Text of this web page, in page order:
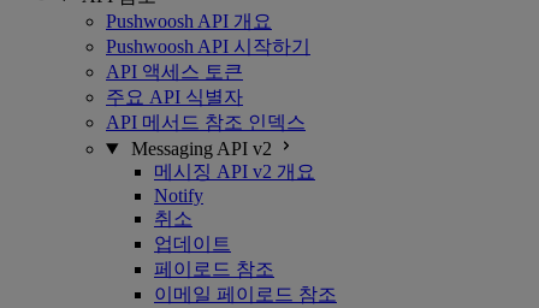
Pushwoosh API 개요
Pushwoosh API 시작하기
API 액세스 토큰
주요 API 식별자
API 메서드 참조 인덱스
Messaging API v2
메시징 API v2 개요
Notify
취소
업데이트
페이로드 참조
이메일 페이로드 참조